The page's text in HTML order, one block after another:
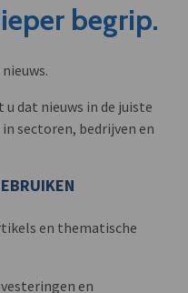
begrip.
dat nieuws in de juiste
sectoren, bedrijven en
en thematische
en